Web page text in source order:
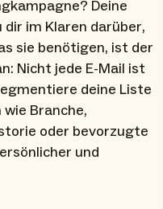
Deine
im Klaren darüber,
sie benötigen, ist der
Nicht jede E-Mail ist
deine Liste
Branche,
oder bevorzugte
und